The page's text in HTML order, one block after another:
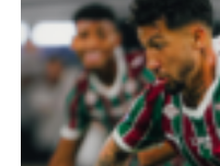
P
O
S
T